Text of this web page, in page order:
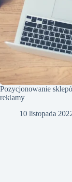
Pozycjonowanie
reklamy
10 listopada